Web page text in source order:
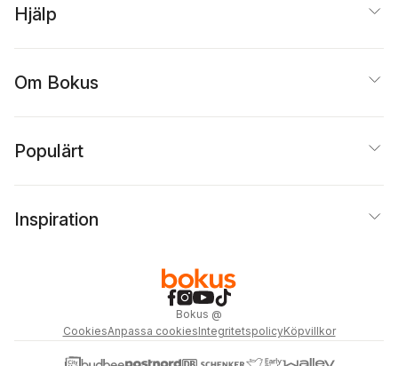
Hjälp
Om Bokus
Populärt
Inspiration
Bokus @
CookiesAnpassa cookiesIntegritetspolicyKöpvillkor